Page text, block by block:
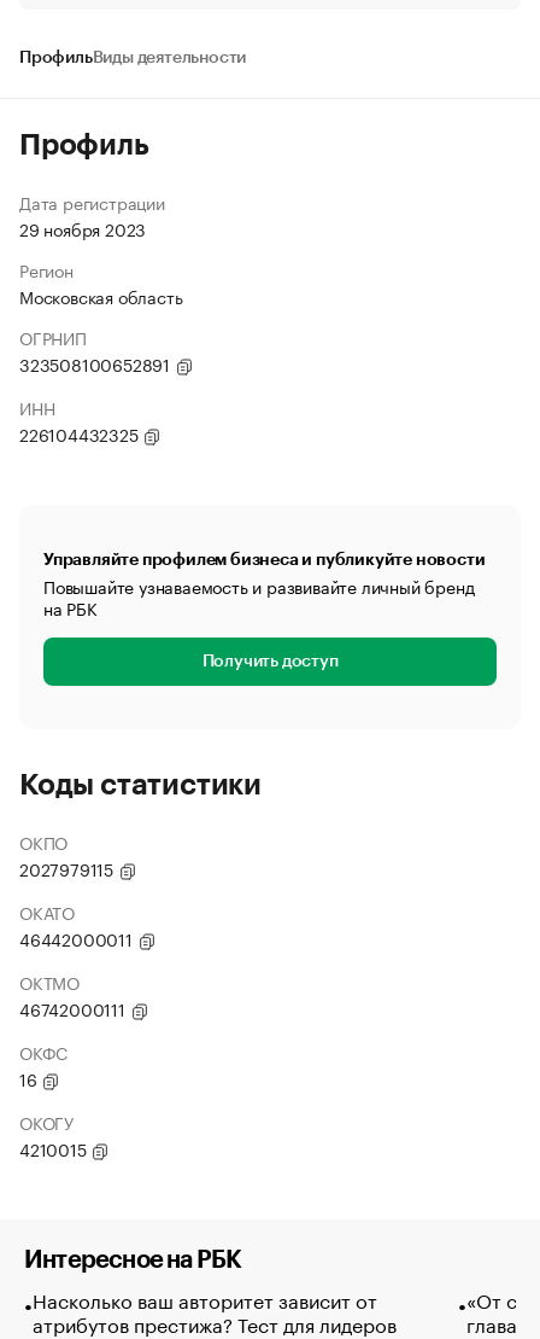
ПрофильВиды деятельности
Профиль
Дата регистрации
29 ноября 2023
Регион
Московская область
ОГРНИП
323508100652891
ИНН
226104432325
Управляйте профилем бизнеса и публикуйте новости
Повышайте узнаваемость и развивайте личный бренд
на РБК
Получить доступ
Коды статистики
ОКПО
2027979115
ОКАТО
46442000011
ОКТМО
46742000111
ОКФС
16
ОКОГУ
4210015
Интересное на РБК
Насколько ваш авторитет зависит от
атрибутов престижа? Тест для лидеров
«От
глава